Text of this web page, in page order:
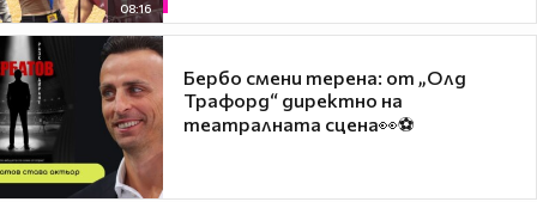
08:16
Бербо смени терена: от „Олд
Трафорд“ директно на
театралната сцена👀⚽